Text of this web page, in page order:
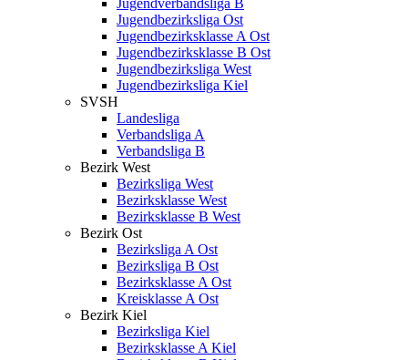
Jugendverbandsliga B
Jugendbezirksliga Ost
Jugendbezirksklasse A Ost
Jugendbezirksklasse B Ost
Jugendbezirksliga West
Jugendbezirksliga Kiel
SVSH
Landesliga
Verbandsliga A
Verbandsliga B
Bezirk West
Bezirksliga West
Bezirksklasse West
Bezirksklasse B West
Bezirk Ost
Bezirksliga A Ost
Bezirksliga B Ost
Bezirksklasse A Ost
Kreisklasse A Ost
Bezirk Kiel
Bezirksliga Kiel
Bezirksklasse A Kiel